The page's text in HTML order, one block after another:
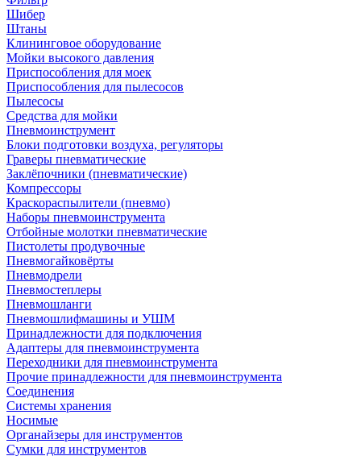
Шибер
Штаны
Клининговое оборудование
Мойки высокого давления
Приспособления для моек
Приспособления для пылесосов
Пылесосы
Средства для мойки
Пневмоинструмент
Блоки подготовки воздуха, регуляторы
Граверы пневматические
Заклёпочники (пневматические)
Компрессоры
Краскораспылители (пневмо)
Наборы пневмоинструмента
Отбойные молотки пневматические
Пистолеты продувочные
Пневмогайковёрты
Пневмодрели
Пневмостеплеры
Пневмошланги
Пневмошлифмашины и УШМ
Принадлежности для подключения
Адаптеры для пневмоинструмента
Переходники для пневмоинструмента
Прочие принадлежности для пневмоинструмента
Соединения
Системы хранения
Носимые
Органайзеры для инструментов
Сумки для инструментов